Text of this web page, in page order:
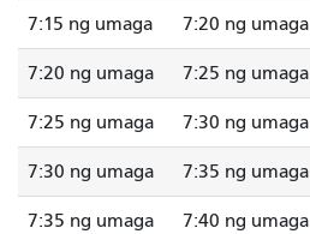
7:15 ng umaga 7:20 ng umaga
7:20 ng umaga 7:25 ng umaga
7:25 ng umaga 7:30 ng umaga
7:30 ng umaga 7:35 ng umaga
7:35 ng umaga 7:40 ng umaga